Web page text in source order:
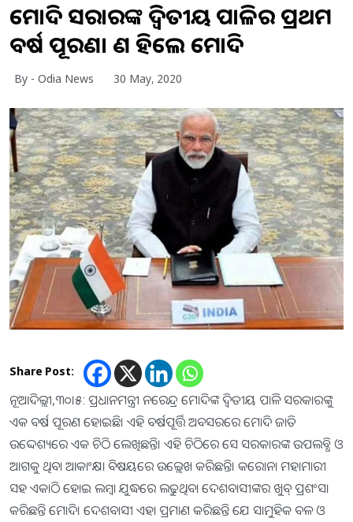
ମୋଦି ସରକାରଙ୍କ ଦ୍ବିତୀୟ ପାଳିର ପ୍ରଥମ
ବର୍ଷ ପୂରଣ। କଣ କହିଲେ ମୋଦି
By - Odia News 30 May, 2020
Share Post:
ନୂଆଦିଲ୍ଲୀ,୩୦।୫: ପ୍ରଧାନମନ୍ତ୍ରୀ ନରେନ୍ଦ୍ର ମୋଦିଙ୍କ ଦ୍ୱିତୀୟ ପାଳି ସରକାରଙ୍କୁ
ଏକ ବର୍ଷ ପୂରଣ ହୋଇଛି। ଏହି ବର୍ଷପୂର୍ତ୍ତି ଅବସରରେ ମୋଦି ଜାତି
ଉଦ୍ଦେଶ୍ୟରେ ଏକ ଚିଠି ଲେଖିଛନ୍ତି। ଏହି ଚିଠିରେ ସେ ସରକାରଙ୍କ ଉପଲବ୍ଧି ଓ
ଆଗକୁ ଥିବା ଆକାଂକ୍ଷା ବିଷୟରେ ଉଲ୍ଲେଖ କରିଛନ୍ତି। କରୋନା ମହାମାରୀ
ସହ ଏକାଠି ହୋଇ ଲମ୍ବା ଯୁଦ୍ଧରେ ଲଢୁଥିବା ଦେଶବାସୀଙ୍କର ଖୁବ୍‌ ପ୍ରଶଂସା
କରିଛନ୍ତି ମୋଦି। ଦେଶବାସୀ ଏହା ପ୍ରମାଣ କରିଛନ୍ତି ଯେ ସାମୁହିକ ବଳ ଓ